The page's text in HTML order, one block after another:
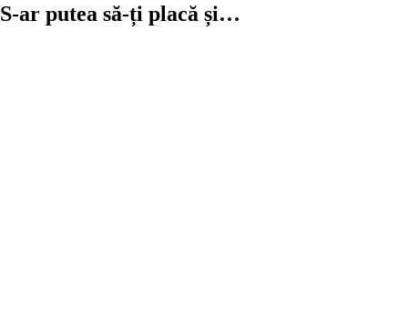
S-ar putea să-ți placă și…